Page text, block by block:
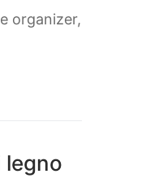
organizer,
legno